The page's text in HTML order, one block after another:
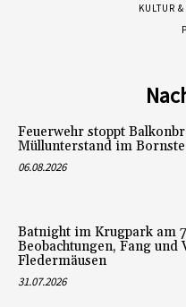
KULTUR
Feuerwehr stoppt
Müllunterstand im
06.08.2026
Batnight im Krugpark am
Beobachtungen, Fang und
Fledermäusen
31.07.2026